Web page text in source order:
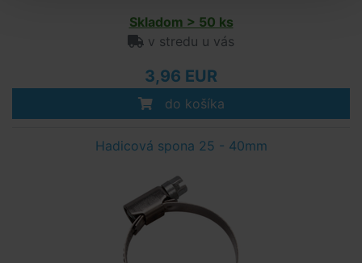
Skladom > 50 ks
v stredu u vás
3,96 EUR
do košíka
Hadicová spona 25 - 40mm